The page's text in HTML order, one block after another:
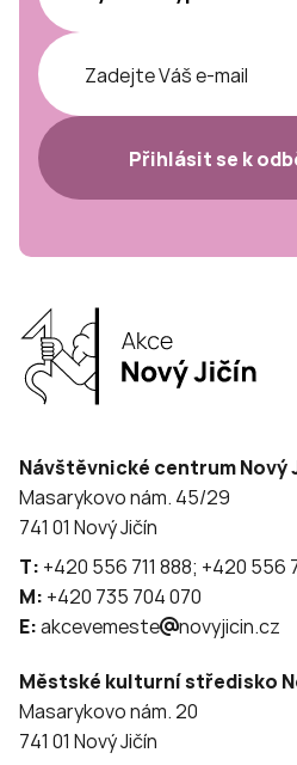
Přihlásit se k
Návštěvnické centrum Nový
Masarykovo nám. 45/29
741 01 Nový Jičín
T: +420 556 711 888; +420 556
M: +420 735 704 070
E:akcevemeste novyjicin.cz
Městské kulturní středisko
Masarykovo nám. 20
741 01 Nový Jičín